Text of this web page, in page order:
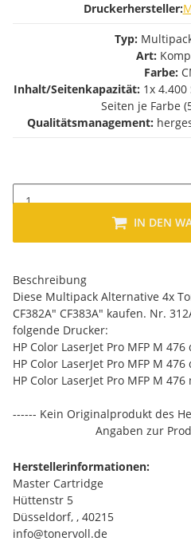
Druckerhersteller:
Typ:
Art:
Farbe:
Inhalt/Seitenkapazität: 1x
Seiten je Farbe
Qualitätsmanagement:
IN DEN
Beschreibung
Diese Multipack Alternative 4x
CF382A" CF383A" kaufen. Nr.
folgende Drucker:
HP Color LaserJet Pro MFP M 476
HP Color LaserJet Pro MFP M 476
HP Color LaserJet Pro MFP M 476
------ Kein Originalprodukt des
Angaben zur
Herstellerinformationen:
Master Cartridge
Hüttenstr 5
Düsseldorf, , 40215
info@tonervoll.de